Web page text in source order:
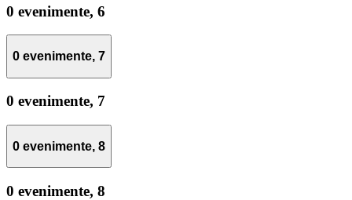
0 evenimente, 6
0 evenimente, 7
0 evenimente, 7
0 evenimente, 8
0 evenimente, 8